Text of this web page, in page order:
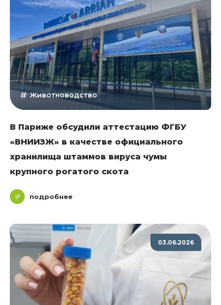
Животноводство
В Париже обсудили аттестацию ФГБУ
«ВНИИЗЖ» в качестве официального
хранилища штаммов вируса чумы
крупного рогатого скота
подробнее
03.06.2026